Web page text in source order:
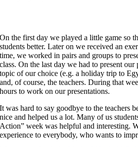
On the first day we played a little game so
students better. Later on we received an
time, we worked in pairs and groups to
class. On the last day we had to present our
topic of our choice (e.g. a holiday trip to
and, of course, the teachers. During that
hours to work on our presentations.
It was hard to say goodbye to the teachers
nice and helped us a lot. Many of us
Action” week was helpful and interesting.
experience to everybody, who wants to